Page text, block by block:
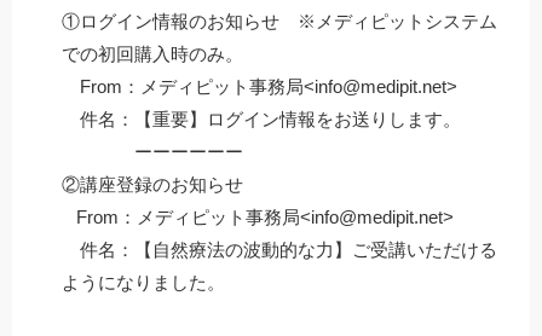
①ログイン情報のお知らせ ※メディピットシステム
での初回購入時のみ。
From：メディピット事務局<info@medipit.net>
件名：【重要】ログイン情報をお送りします。
ーーーーーー
②講座登録のお知らせ
From：メディピット事務局<info@medipit.net>
件名：【自然療法の波動的な力】ご受講いただける
ようになりました。